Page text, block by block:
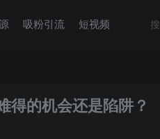
吸粉引流 短视频
得的机会还是陷阱？